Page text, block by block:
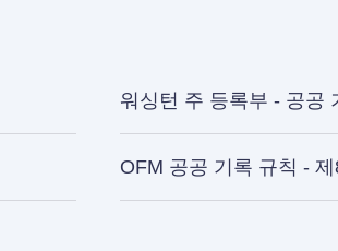
워싱턴 주 등록부 - 공공
OFM 공공 기록 규칙 -